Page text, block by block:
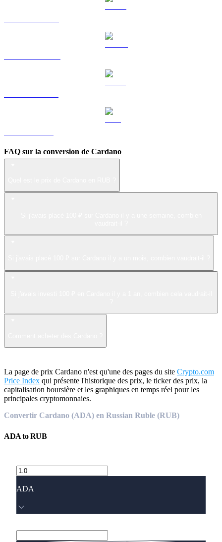
FAQ sur la conversion de Cardano
La page de prix Cardano n'est qu'une des pages du site Crypto.com
Price Index qui présente l'historique des prix, le ticker des prix, la
capitalisation boursière et les graphiques en temps réel pour les
principales cryptomonnaies.
Convertir Cardano (ADA) en Russian Ruble (RUB)
ADAtoRUB
ADA